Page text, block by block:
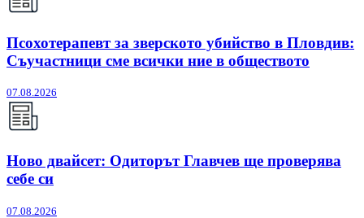
Псохотерапевт за зверското убийство в Пловдив:
Съучастници сме всички ние в обществото
07.08.2026
Ново двайсет: Одиторът Главчев ще проверява
себе си
07.08.2026